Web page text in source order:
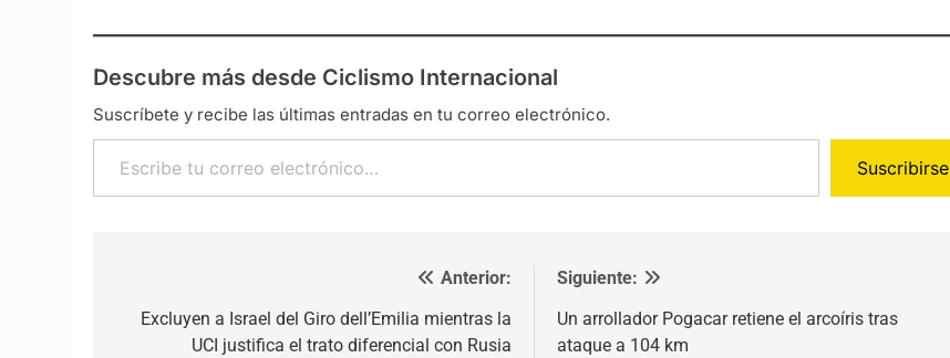
Descubre más desde Ciclismo Internacional
Suscríbete y recibe las últimas entradas en tu correo electrónico.
Escribe tu correo electrónico…
Suscribirse
Anterior:
Excluyen a Israel del Giro dell’Emilia mientras la
UCI justifica el trato diferencial con Rusia
Siguiente:
Un arrollador Pogacar retiene el arcoíris tras
ataque a 104 km